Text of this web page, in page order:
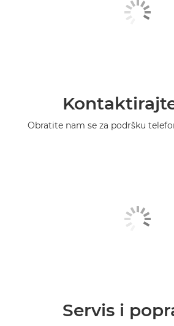
Obratite nam se za podršku
Servis i